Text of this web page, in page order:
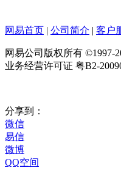
网易首页 | 公司简介 | 客户
网易公司版权所有 ©1997-
业务经营许可证 粤B2-
分享到：
微信
易信
微博
QQ空间